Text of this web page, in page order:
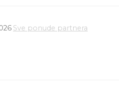
Sve ponude partnera